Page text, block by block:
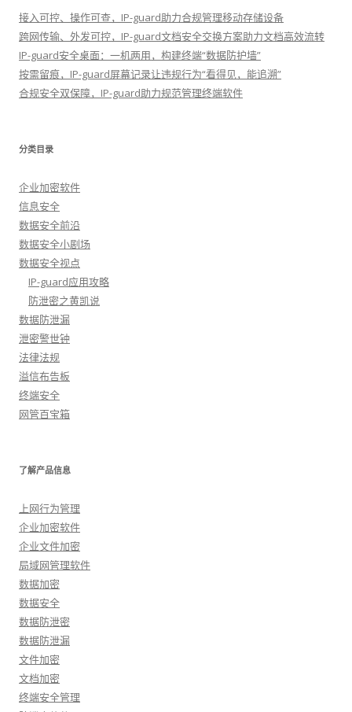
接入可控、操作可查，IP-guard助力合规管理移动存储设备
跨网传输、外发可控，IP-guard文档安全交换方案助力文档高效流转
IP-guard安全桌面：一机两用，构建终端“数据防护墙”
按需留痕，IP-guard屏幕记录让违规行为“看得见，能追溯”
合规安全双保障，IP-guard助力规范管理终端软件
分类目录
企业加密软件
信息安全
数据安全前沿
数据安全小剧场
数据安全视点
IP-guard应用攻略
防泄密之黄凯说
数据防泄漏
泄密警世钟
法律法规
溢信布告板
终端安全
网管百宝箱
了解产品信息
上网行为管理
企业加密软件
企业文件加密
局域网管理软件
数据加密
数据安全
数据防泄密
数据防泄漏
文件加密
文档加密
终端安全管理